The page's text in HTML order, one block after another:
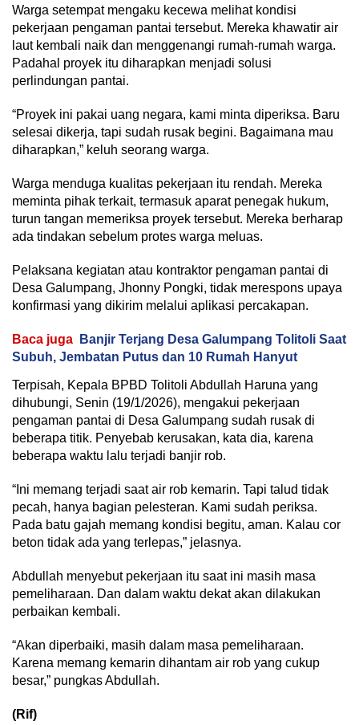
Warga setempat mengaku kecewa melihat kondisi
pekerjaan pengaman pantai tersebut. Mereka khawatir air
laut kembali naik dan menggenangi rumah-rumah warga.
Padahal proyek itu diharapkan menjadi solusi
perlindungan pantai.
“Proyek ini pakai uang negara, kami minta diperiksa. Baru
selesai dikerja, tapi sudah rusak begini. Bagaimana mau
diharapkan,” keluh seorang warga.
Warga menduga kualitas pekerjaan itu rendah. Mereka
meminta pihak terkait, termasuk aparat penegak hukum,
turun tangan memeriksa proyek tersebut. Mereka berharap
ada tindakan sebelum protes warga meluas.
Pelaksana kegiatan atau kontraktor pengaman pantai di
Desa Galumpang, Jhonny Pongki, tidak merespons upaya
konfirmasi yang dikirim melalui aplikasi percakapan.
Baca juga
Banjir Terjang Desa Galumpang Tolitoli Saat
Subuh, Jembatan Putus dan 10 Rumah Hanyut
Terpisah, Kepala BPBD Tolitoli Abdullah Haruna yang
dihubungi, Senin (19/1/2026), mengakui pekerjaan
pengaman pantai di Desa Galumpang sudah rusak di
beberapa titik. Penyebab kerusakan, kata dia, karena
beberapa waktu lalu terjadi banjir rob.
“Ini memang terjadi saat air rob kemarin. Tapi talud tidak
pecah, hanya bagian pelesteran. Kami sudah periksa.
Pada batu gajah memang kondisi begitu, aman. Kalau cor
beton tidak ada yang terlepas,” jelasnya.
Abdullah menyebut pekerjaan itu saat ini masih masa
pemeliharaan. Dan dalam waktu dekat akan dilakukan
perbaikan kembali.
“Akan diperbaiki, masih dalam masa pemeliharaan.
Karena memang kemarin dihantam air rob yang cukup
besar,” pungkas Abdullah.
(Rif)